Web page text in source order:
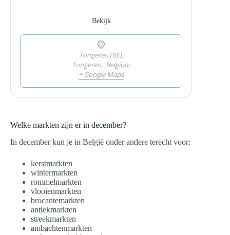
Bekijk
Tongeren (BE),
Tongeren, Belgium
+ Google Maps
Welke markten zijn er in december?
In december kun je in België onder andere terecht voor:
kerstmarkten
wintermarkten
rommelmarkten
vlooienmarkten
brocantemarkten
antiekmarkten
streekmarkten
ambachtenmarkten